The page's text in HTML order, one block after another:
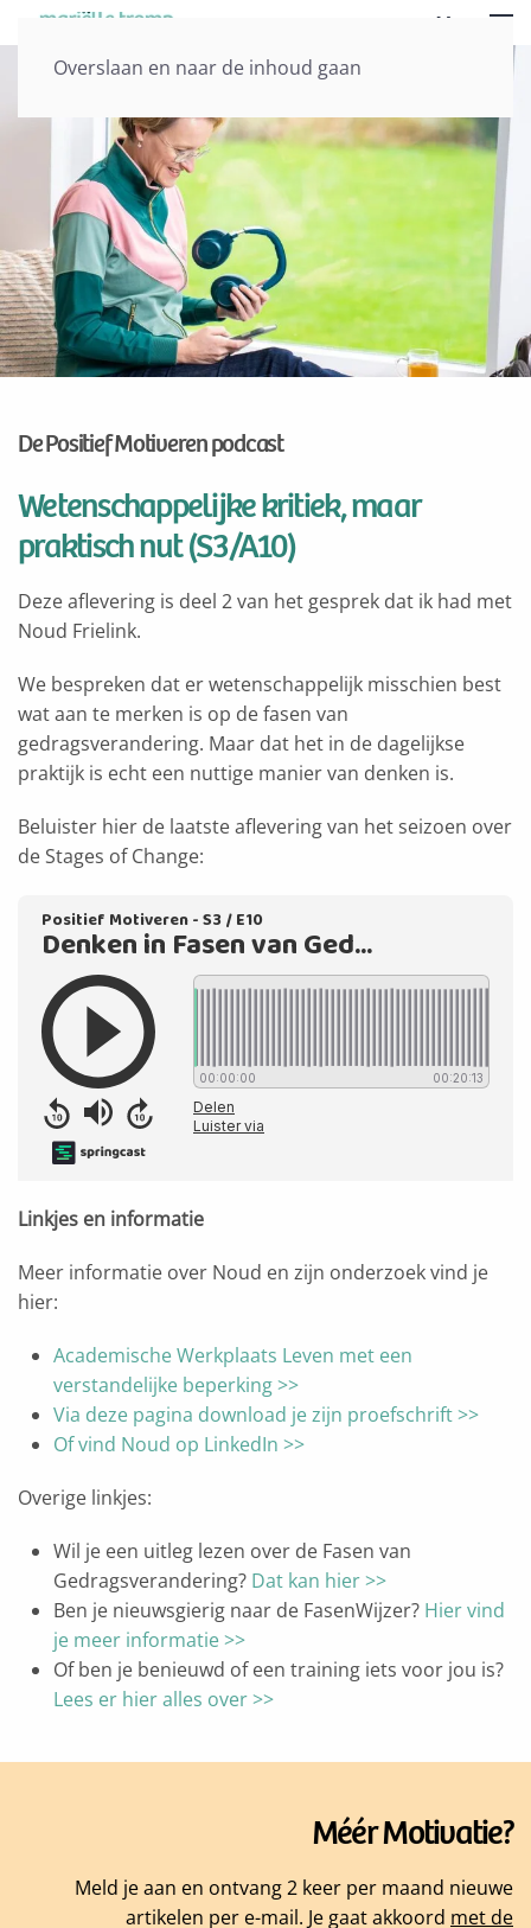
Overslaan en naar de inhoud gaan
Menu
De Positief Motiveren podcast
Wetenschappelijke kritiek, maar
praktisch nut (S3/A10)
Deze aflevering is deel 2 van het gesprek dat ik had met
Noud Frielink.
We bespreken dat er wetenschappelijk misschien best
wat aan te merken is op de fasen van
gedragsverandering. Maar dat het in de dagelijkse
praktijk is echt een nuttige manier van denken is.
Beluister hier de laatste aflevering van het seizoen over
de Stages of Change:
Linkjes en informatie
Meer informatie over Noud en zijn onderzoek vind je
hier:
Academische Werkplaats Leven met een
verstandelijke beperking >>
Via deze pagina download je zijn proefschrift >>
Of vind Noud op LinkedIn >>
Overige linkjes:
Wil je een uitleg lezen over de Fasen van
Gedragsverandering? Dat kan hier >>
Ben je nieuwsgierig naar de FasenWijzer? Hier vind
je meer informatie >>
Of ben je benieuwd of een training iets voor jou is?
Lees er hier alles over >>
Méér Motivatie?
Meld je aan en ontvang 2 keer per maand nieuwe
artikelen per e-mail. Je gaat akkoord met de